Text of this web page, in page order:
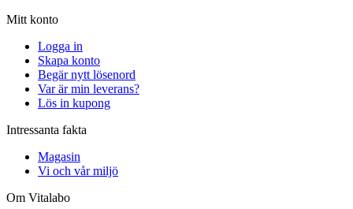
Mitt konto
Logga in
Skapa konto
Begär nytt lösenord
Var är min leverans?
Lös in kupong
Intressanta fakta
Magasin
Vi och vår miljö
Om Vitalabo